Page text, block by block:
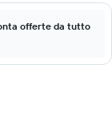
offerte da tutto